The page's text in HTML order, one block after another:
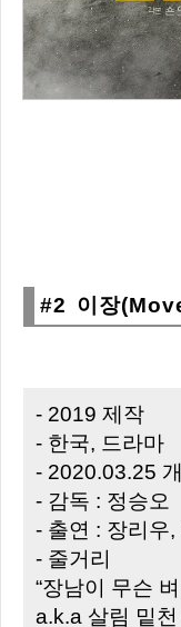
#2 이장
- 2019 제작
- 한국, 드라마
- 2020.03.25
- 감독 : 정승오
- 출연 : 장리우
- 줄거리
“장남이 무슨
a.k.a 살림 밑